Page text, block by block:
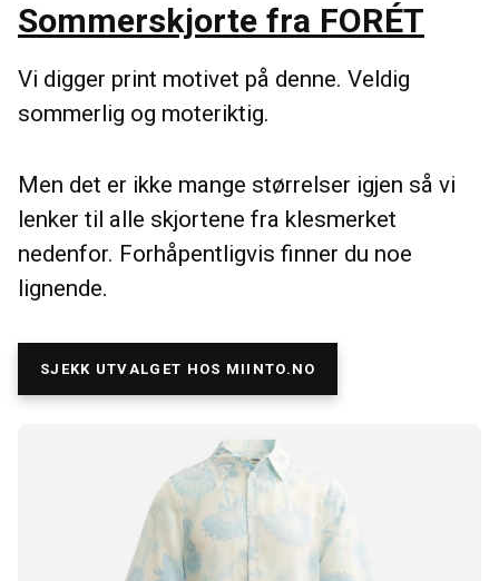
Sommerskjorte fra FORÉT
Vi digger print motivet på denne. Veldig
sommerlig og moteriktig.
Men det er ikke mange størrelser igjen så vi
lenker til alle skjortene fra klesmerket
nedenfor. Forhåpentligvis finner du noe
lignende.
SJEKK UTVALGET HOS MIINTO.NO